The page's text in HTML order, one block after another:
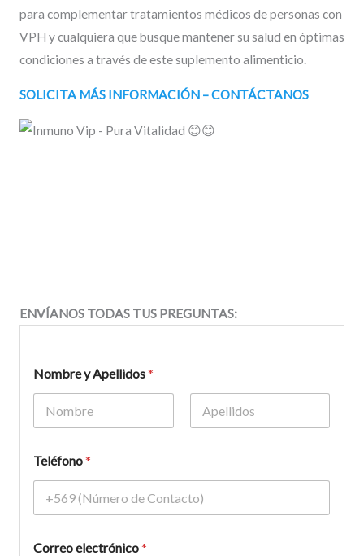
para complementar tratamientos médicos de personas con
VPH y cualquiera que busque mantener su salud en óptimas
condiciones a través de este suplemento alimenticio.
SOLICITA MÁS INFORMACIÓN – CONTÁCTANOS
ENVÍANOS TODAS TUS PREGUNTAS:
Nombre y Apellidos*
Teléfono*
Correo electrónico*